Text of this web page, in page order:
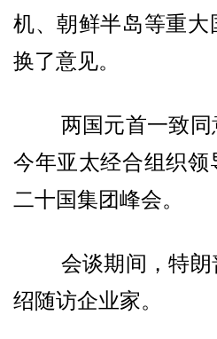
机、朝鲜半岛等重大
换了意见。
两国元首一致
今年亚太经合组织领
二十国集团峰会。
会谈期间，特
绍随访企业家。